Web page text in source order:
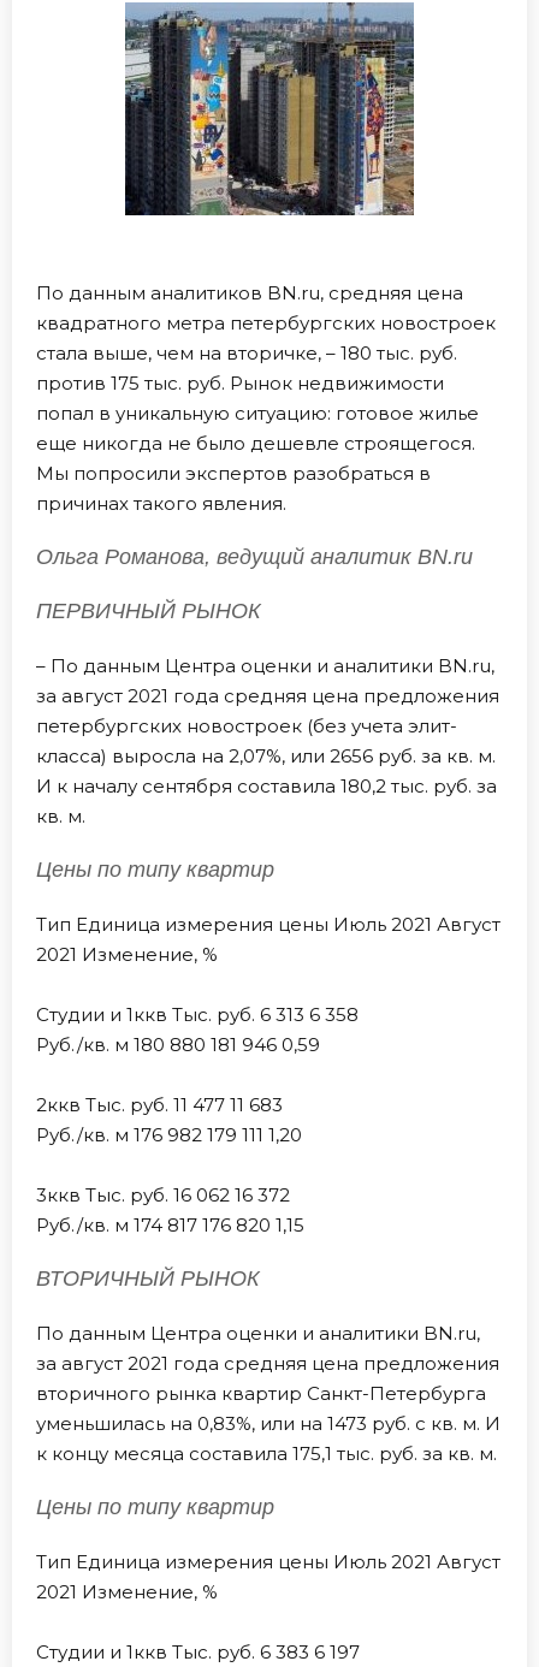
По данным аналитиков BN.ru, средняя цена
квадратного метра петербургских новостроек
стала выше, чем на вторичке, – 180 тыс. руб.
против 175 тыс. руб. Рынок недвижимости
попал в уникальную ситуацию: готовое жилье
еще никогда не было дешевле строящегося.
Мы попросили экспертов разобраться в
причинах такого явления.
Ольга Романова, ведущий аналитик BN.ru
ПЕРВИЧНЫЙ РЫНОК
– По данным Центра оценки и аналитики BN.ru,
за август 2021 года средняя цена предложения
петербургских новостроек (без учета элит-
класса) выросла на 2,07%, или 2656 руб. за кв. м.
И к началу сентября составила 180,2 тыс. руб. за
кв. м.
Цены по типу квартир
Тип Единица измерения цены Июль 2021 Август
2021 Изменение, %
Студии и 1ккв Тыс. руб. 6 313 6 358
Руб./кв. м 180 880 181 946 0,59
2ккв Тыс. руб. 11 477 11 683
Руб./кв. м 176 982 179 111 1,20
3ккв Тыс. руб. 16 062 16 372
Руб./кв. м 174 817 176 820 1,15
ВТОРИЧНЫЙ РЫНОК
По данным Центра оценки и аналитики BN.ru,
за август 2021 года средняя цена предложения
вторичного рынка квартир Санкт-Петербурга
уменьшилась на 0,83%, или на 1473 руб. с кв. м. И
к концу месяца составила 175,1 тыс. руб. за кв. м.
Цены по типу квартир
Тип Единица измерения цены Июль 2021 Август
2021 Изменение, %
Студии и 1ккв Тыс. руб. 6 383 6 197